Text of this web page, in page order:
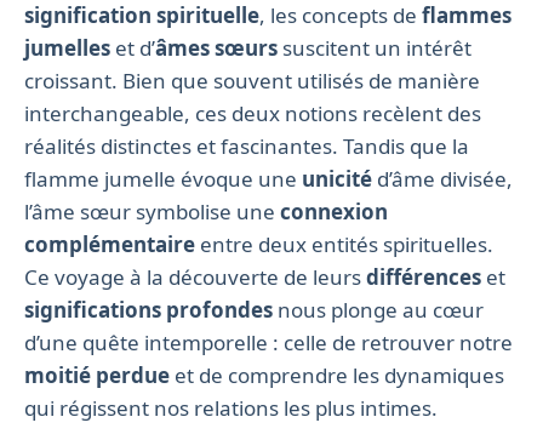
signification spirituelle, les concepts de flammes
jumelles et d’âmes sœurs suscitent un intérêt
croissant. Bien que souvent utilisés de manière
interchangeable, ces deux notions recèlent des
réalités distinctes et fascinantes. Tandis que la
flamme jumelle évoque une unicité d’âme divisée,
l’âme sœur symbolise une connexion
complémentaire entre deux entités spirituelles.
Ce voyage à la découverte de leursdifférences et
significations profondes nous plonge au cœur
d’une quête intemporelle : celle de retrouver notre
moitié perdue et de comprendre les dynamiques
qui régissent nos relations les plus intimes.